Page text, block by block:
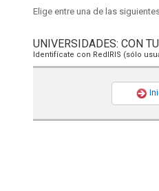
Elige entre una de las
UNIVERSIDADES: CON
Identifícate con RedIRIS (sólo